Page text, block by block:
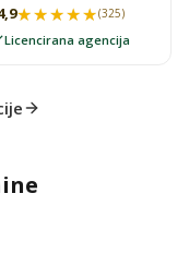
★★★★★
★★★★★(325)
Licencirana agencija